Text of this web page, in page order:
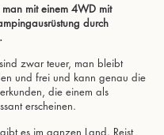
mit einem 4WD mit
durch
zwar teuer, man bleibt
und frei und kann genau die
die einem als
erscheinen.
es im ganzen Land. Reist